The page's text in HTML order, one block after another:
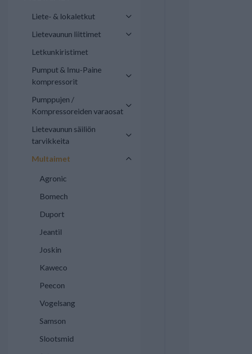
Liete- & lokaletkut
Lietevaunun liittimet
Letkunkiristimet
Pumput & Imu-Paine
kompressorit
Pumppujen /
Kompressoreiden varaosat
Lietevaunun säiliön
tarvikkeita
Multaimet
Agronic
Bomech
Duport
Jeantil
Joskin
Kaweco
Peecon
Vogelsang
Samson
Slootsmid